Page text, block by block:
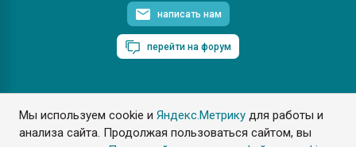
Мы используем cookie иЯндекс.Метрику для работы и
анализа сайта. Продолжая пользоваться сайтом, вы
написать нам
перейти на форум
ПластЭксперт © 2006. Все права защищены
Разрешается копирование материалов сайта с обязательной